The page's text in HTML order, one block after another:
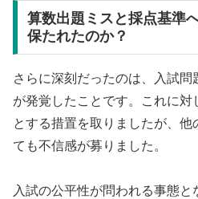
算数出題ミスと採点基準
保たれたのか？
さらに深刻だったのは、入試問
が発覚したことです。これに対
とする措置を取りましたが、
ても不信感が募りました。
入試の公平性が問われる事態と